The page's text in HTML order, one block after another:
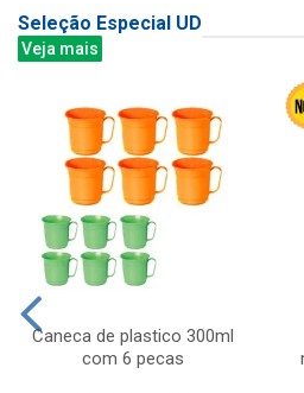
Seleção Especial UD
Veja mais
Caneca de plastico 300ml
com 6 pecas